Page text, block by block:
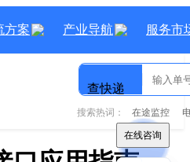
在线咨询
方案 产业导航 服务市
查快递
搜索热词： 在途监控
在线咨询